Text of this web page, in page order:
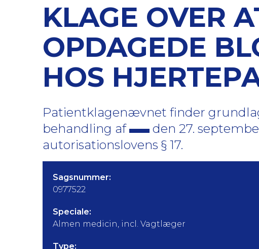
KLAGE OVER
OPDAGEDE
HOS
Patientklagenævnet finder
behandling af
den 27.
autorisationslovens § 17.
Sagsnummer:
0977522
Speciale:
Almen medicin, incl. Vagtlæger
Type: